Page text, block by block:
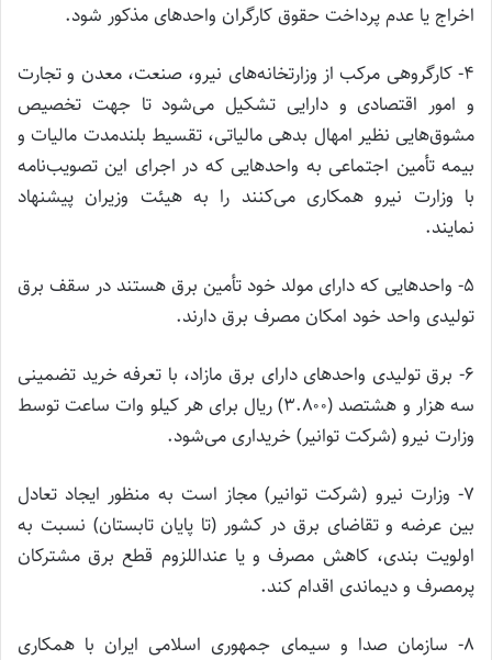
اخراج یا عدم پرداخت حقوق کارگران واحدهای مذکور شود.
۴- کارگروهی مرکب از وزارتخانه‌های نیرو، صنعت، معدن و تجارت
و امور اقتصادی و دارایی تشکیل می‌شود تا جهت تخصیص
مشوق‌هایی نظیر امهال بدهی مالیاتی، تقسیط بلندمدت مالیات و
بیمه تأمین اجتماعی به واحدهایی که در اجرای این تصویب‌نامه
با وزارت نیرو همکاری می‌کنند را به هیئت وزیران پیشنهاد
نمایند.
۵- واحدهایی که دارای مولد خود تأمین برق هستند در سقف برق
تولیدی واحد خود امکان مصرف برق دارند.
۶- برق تولیدی واحدهای دارای برق مازاد، با تعرفه خرید تضمینی
سه هزار و هشتصد (۳.۸۰۰) ریال برای هر کیلو وات ساعت توسط
وزارت نیرو (شرکت توانیر) خریداری می‌شود.
۷- وزارت نیرو (شرکت توانیر) مجاز است به منظور ایجاد تعادل
بین عرضه و تقاضای برق در کشور (تا پایان تابستان) نسبت به
اولویت بندی، کاهش مصرف و یا عنداللزوم قطع برق مشترکان
پرمصرف و دیماندی اقدام کند.
۸- سازمان صدا و سیمای جمهوری اسلامی ایران با همکاری